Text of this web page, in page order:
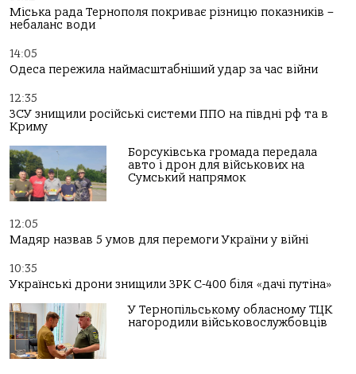
Міська рада Тернополя покриває різницю показників –
небаланс води
14:05
Одеса пережила наймасштабніший удар за час війни
12:35
ЗСУ знищили російські системи ППО на півдні рф та в
Криму
Борсуківська громада передала
авто і дрон для військових на
Сумський напрямок
12:05
Мадяр назвав 5 умов для перемоги України у війні
10:35
Українські дрони знищили ЗРК С-400 біля «дачі путіна»
У Тернопільському обласному ТЦК
нагородили військовослужбовців